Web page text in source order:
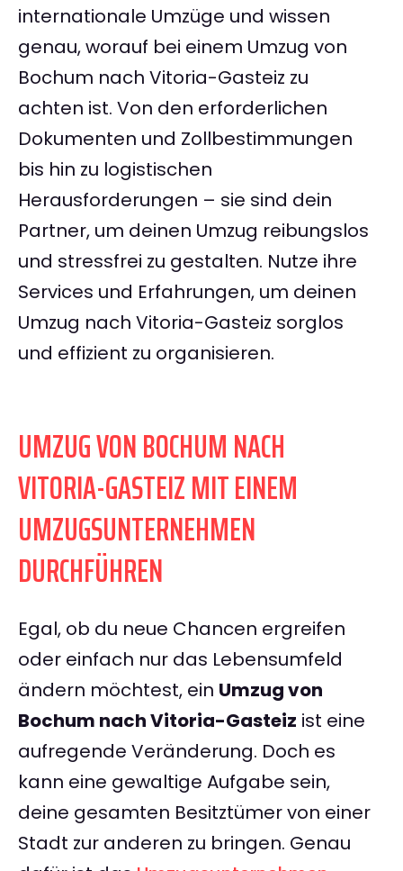
internationale Umzüge und wissen
genau, worauf bei einem Umzug von
Bochum nach Vitoria-Gasteiz zu
achten ist. Von den erforderlichen
Dokumenten und Zollbestimmungen
bis hin zu logistischen
Herausforderungen – sie sind dein
Partner, um deinen Umzug reibungslos
und stressfrei zu gestalten. Nutze ihre
Services und Erfahrungen, um deinen
Umzug nach Vitoria-Gasteiz sorglos
und effizient zu organisieren.
UMZUG VON BOCHUM NACH
VITORIA-GASTEIZ MIT EINEM
UMZUGSUNTERNEHMEN
DURCHFÜHREN
Egal, ob du neue Chancen ergreifen
oder einfach nur das Lebensumfeld
ändern möchtest, ein Umzug von
Bochum nach Vitoria-Gasteiz ist eine
aufregende Veränderung. Doch es
kann eine gewaltige Aufgabe sein,
deine gesamten Besitztümer von einer
Stadt zur anderen zu bringen. Genau